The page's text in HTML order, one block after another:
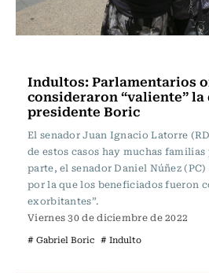
Indultos: Parlamentarios
consideraron “valiente”
presidente Boric
El senador Juan Ignacio Latorre
de estos casos hay muchas
parte, el senador Daniel Núñez
por la que los beneficiados fueron
exorbitantes”.
Viernes 30 de diciembre de 2022
# Gabriel Boric # Indulto